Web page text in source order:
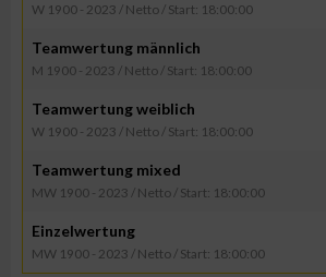
W 1900 - 2023 / Netto / Start: 18:00:00
Teamwertung männlich
M 1900 - 2023 / Netto / Start: 18:00:00
Teamwertung weiblich
W 1900 - 2023 / Netto / Start: 18:00:00
Teamwertung mixed
MW 1900 - 2023 / Netto / Start: 18:00:00
Einzelwertung
MW 1900 - 2023 / Netto / Start: 18:00:00